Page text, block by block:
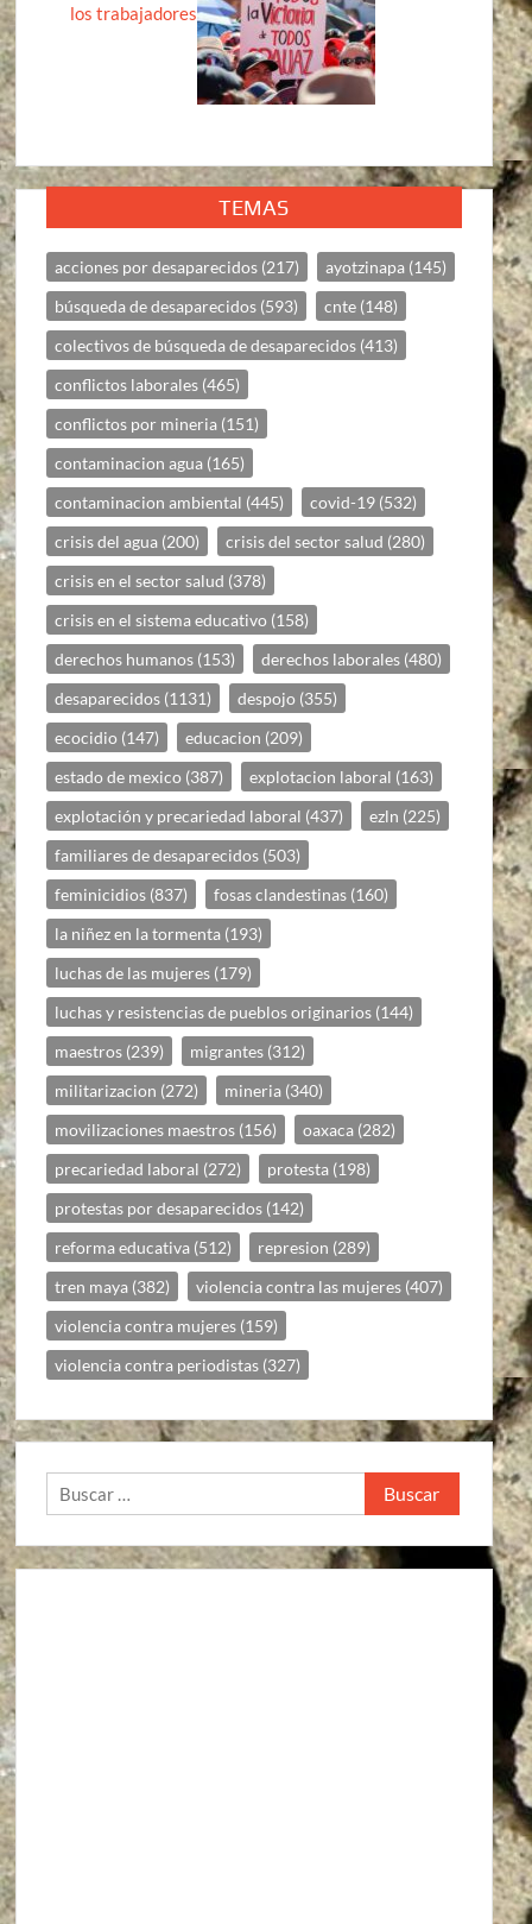
los trabajadores
TEMAS
acciones por desaparecidos (217) ayotzinapa (145)
búsqueda de desaparecidos (593) cnte (148)
colectivos de búsqueda de desaparecidos (413)
conflictos laborales (465)
conflictos por mineria (151)
contaminacion agua (165)
contaminacion ambiental (445) covid-19 (532)
crisis del agua (200) crisis del sector salud (280)
crisis en el sector salud (378)
crisis en el sistema educativo (158)
derechos humanos (153) derechos laborales (480)
desaparecidos (1131) despojo (355)
ecocidio (147) educacion (209)
estado de mexico (387) explotacion laboral (163)
explotación y precariedad laboral (437) ezln (225)
familiares de desaparecidos (503)
feminicidios (837) fosas clandestinas (160)
la niñez en la tormenta (193)
luchas de las mujeres (179)
luchas y resistencias de pueblos originarios (144)
maestros (239) migrantes (312)
militarizacion (272) mineria (340)
movilizaciones maestros (156) oaxaca (282)
precariedad laboral (272) protesta (198)
protestas por desaparecidos (142)
reforma educativa (512) represion (289)
tren maya (382) violencia contra las mujeres (407)
violencia contra mujeres (159)
violencia contra periodistas (327)
Buscar: